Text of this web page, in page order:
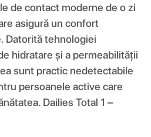
de contact moderne de o zi
asigură un confort
Datorită tehnologiei
hidratare și a permeabilității
sunt practic nedetectabile
persoanele active care
Dailies Total 1 –